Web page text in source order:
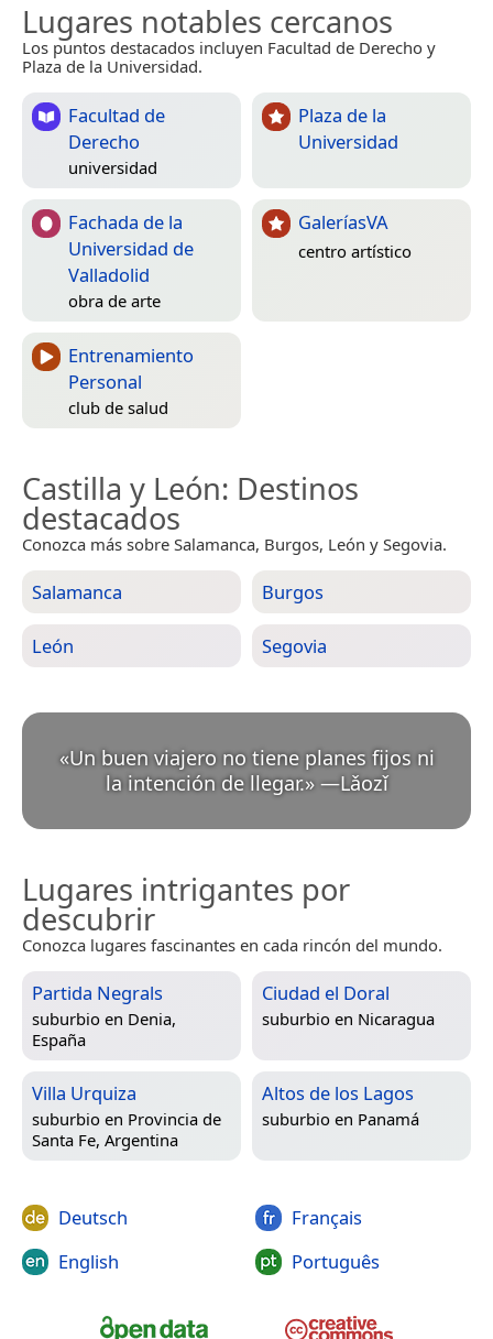
Lugares notables cercanos
Los puntos destacados incluyen Facultad de Derecho y
Plaza de la Universidad.
Facultad de
Derecho
universidad
Plaza de la
Universidad
Fachada de la
Universidad de
Valladolid
obra de arte
GaleríasVA
centro artístico
Entrenamiento
Personal
club de salud
Castilla y León: Destinos
destacados
Conozca más sobre Salamanca, Burgos, León y Segovia.
Salamanca Burgos
León Segovia
«Un buen viajero no tiene planes fijos ni
la intención de llegar.» —Lǎozǐ
Lugares intrigantes por
descubrir
Conozca lugares fascinantes en cada rincón del mundo.
Partida Negrals
suburbio en Denia,
España
Ciudad el Doral
suburbio en Nicaragua
Villa Urquiza
suburbio en Provincia de
Santa Fe, Argentina
Altos de los Lagos
suburbio en Panamá
Deutsch
English
Français
Português